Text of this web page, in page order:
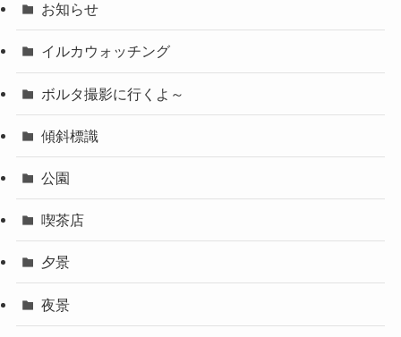
お知らせ
イルカウォッチング
ボルタ撮影に行くよ～
傾斜標識
公園
喫茶店
夕景
夜景